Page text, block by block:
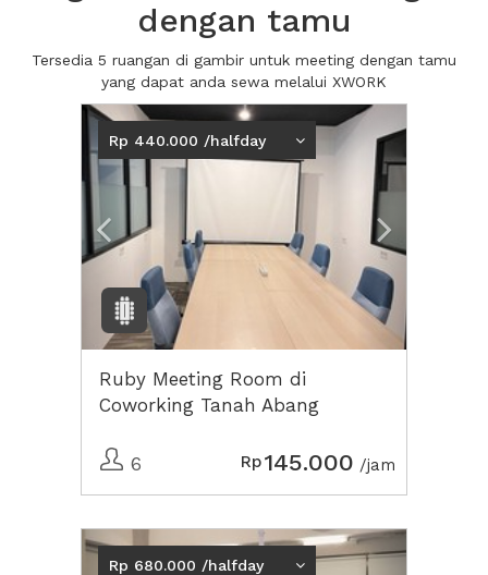
dengan tamu
Tersedia 5 ruangan di gambir untuk meeting dengan tamu
yang dapat anda sewa melalui XWORK
Previous
Rp 440.000 /halfday
Ruby Meeting Room di
Coworking Tanah Abang
6 Rp145.000 /jam
Previous Next2
Rp 680.000 /halfday